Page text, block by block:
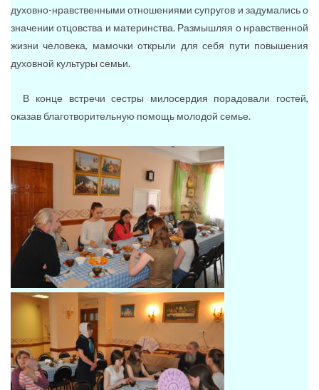
духовно-нравственными отношениями супругов и задумались о
значении отцовства и материнства. Размышляя о нравственной
жизни человека, мамочки открыли для себя пути повышения
духовной культуры семьи.
В конце встречи сестры милосердия порадовали гостей,
оказав благотворительную помощь молодой семье.